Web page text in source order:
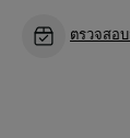
ตรวจสอ